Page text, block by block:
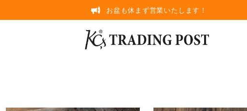
お盆も休まず営業いたします！